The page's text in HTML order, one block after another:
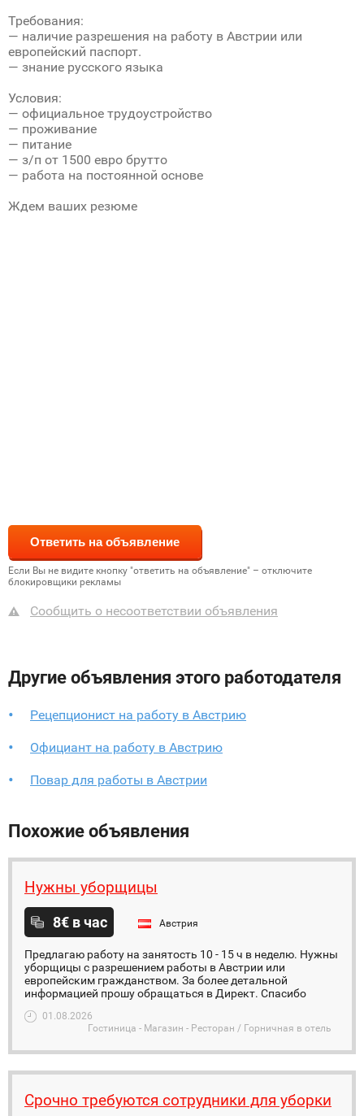
Требования:
— наличие разрешения на работу в Австрии или
европейский паспорт.
— знание русского языка
Условия:
— официальное трудоустройство
— проживание
— питание
— з/п от 1500 евро брутто
— работа на постоянной основе
Ждем ваших резюме
Если Вы не видите кнопку "ответить на объявление" – отключите
блокировщики рекламы
Сообщить о несоответствии объявления
Другие объявления этого работодателя
Рецепционист на работу в Австрию
Официант на работу в Австрию
Повар для работы в Австрии
Похожие объявления
Нужны уборщицы
8€ в час Австрия
Предлагаю работу на занятость 10 - 15 ч в неделю. Нужны
уборщицы с разрешением работы в Австрии или
европейским гражданством. За более детальной
информацией прошу обращаться в Директ. Спасибо
01.08.2026
Гостиница - Магазин - Ресторан / Горничная в отель
Срочно требуются сотрудники для уборки